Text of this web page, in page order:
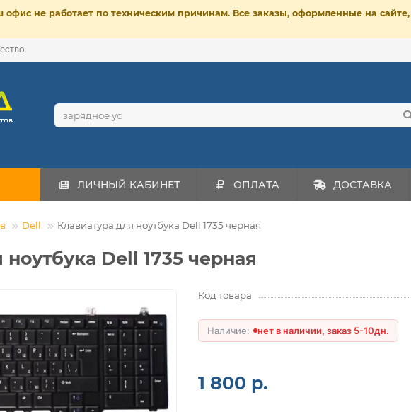
офис не работает по техническим причинам. Все заказы, оформленные на
ЛИЧНЫЙ КАБИНЕТ ОПЛАТА ДОСТАВКА
Dell Клавиатура для ноутбука Dell 1735 черная
Dell 1735 черная
Код товара
нет в наличии, заказ 5-10дн.
1 800 р.